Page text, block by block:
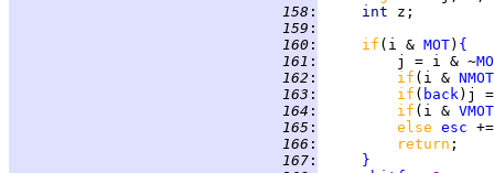
158 : int
159 :
160 : if (i & MOT) {
161 :
         j = i & ~
162 : if (i & NMOT
163 : if ( back
164 : if (i & VMOT
165 : else esc
166 : return
167 :
}